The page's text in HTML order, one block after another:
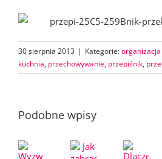
30 sierpnia 2013 | Kategorie:
kuchnia, przechowywanie, przepiśnik,
Podobne wpisy